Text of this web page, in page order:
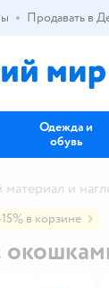
Продавать в
Одежда и
обувь
и
в корзине